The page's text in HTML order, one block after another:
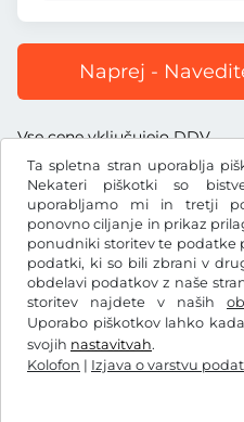
Ta spletna stran uporablja
Nekateri piškotki so
uporabljamo mi in tretji
ponovno ciljanje in prikaz
ponudniki storitev te podatke
podatki, ki so bili zbrani v
obdelavi podatkov z naše
storitev najdete v naših
Uporabo piškotkov lahko
svojih nastavitvah.
Kolofon | Izjava o varstvu
Naprej -
Vse cene vključujejo DDV.
€EUR
Facebook Instagram
Splošni pogoji poslovanja/